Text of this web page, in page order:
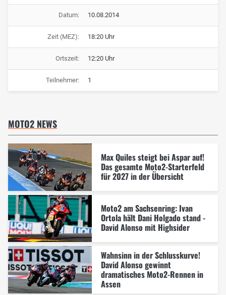
Datum: 10.08.2014
Zeit (MEZ): 18:20 Uhr
Ortszeit: 12:20 Uhr
Teilnehmer: 1
MOTO2 NEWS
Max Quiles steigt bei Aspar auf!
Das gesamte Moto2-Starterfeld
für 2027 in der Übersicht
Moto2 am Sachsenring: Ivan
Ortola hält Dani Holgado stand -
David Alonso mit Highsider
Wahnsinn in der Schlusskurve!
David Alonso gewinnt
dramatisches Moto2-Rennen in
Assen